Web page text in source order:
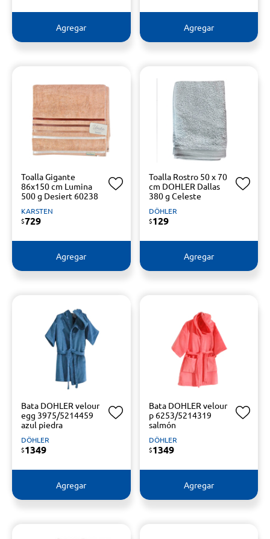
Agregar Agregar
Toalla Gigante
86x150 cm Lumina
500 g Desiert 60238
KARSTEN
$729
Agregar
Toalla Rostro 50 x 70
cm DOHLER Dallas
380 g Celeste
DÖHLER
$129
Agregar
Bata DOHLER velour
egg 3975/5214459
azul piedra
DÖHLER
$1349
Agregar
Bata DOHLER velour
p 6253/5214319
salmón
DÖHLER
$1349
Agregar